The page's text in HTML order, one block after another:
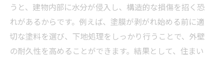
うと、建物内部に水分が侵入し、構造的な損傷を招く恐
れがあるからです。例えば、塗膜が剥がれ始める前に適
切な塗料を選び、下地処理をしっかり行うことで、外壁
の耐久性を高めることができます。結果として、住まい